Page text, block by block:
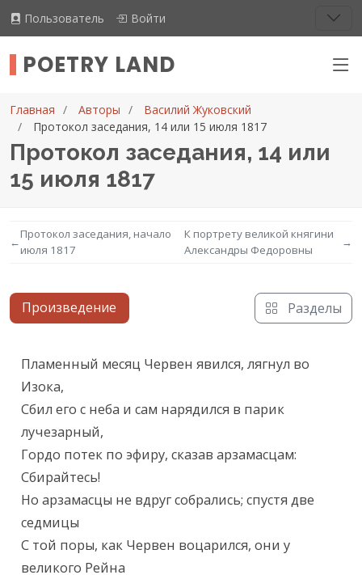
Пользователь Войти
POETRY LAND
Главная Авторы
Василий Жуковский
Протокол заседания, 14 или 15 июля 1817
Протокол заседания, 14 или
15 июля 1817
←
Протокол заседания, начало
июля 1817
К портрету великой княгини
Александры Федоровны
→
Произведение Разделы
Текст произведения
Пламенный месяц Червен явился, лягнул во
Изока,
Сбил его с неба и сам нарядился в парик
лучезарный,
Гордо потек по эфиру, сказав арзамасцам:
Сбирайтесь!
Но арзамасцы не вдруг собрались; спустя две
седмицы
С той поры, как Червен воцарился, они у
великого Рейна